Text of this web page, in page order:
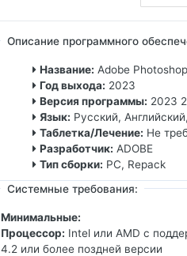
Описание программного
Название: Adobe
Год выхода: 2023
Версия программы: 2023
Язык: Русский,
Таблетка/Лечение: Не
Разработчик: ADOBE
Тип сборки: PC, Repack
Системные требования:
Минимальные:
Процессор: Intel или AMD с
4.2 или более поздней версии